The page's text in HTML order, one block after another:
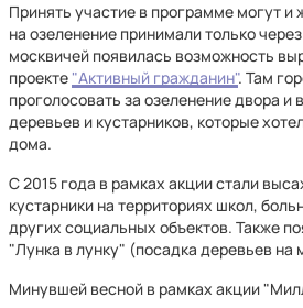
Принять участие в программе могут и
на озеленение принимали только
москвичей появилась возможность
проекте "Активный гражданин". Там
проголосовать за озеленение двора и
деревьев и кустарников, которые
дома.
С 2015 года в рамках акции стали
кустарники на территориях школ,
других социальных объектов. Также
"Лунка в лунку" (посадка деревьев на
Минувшей весной в рамках акции